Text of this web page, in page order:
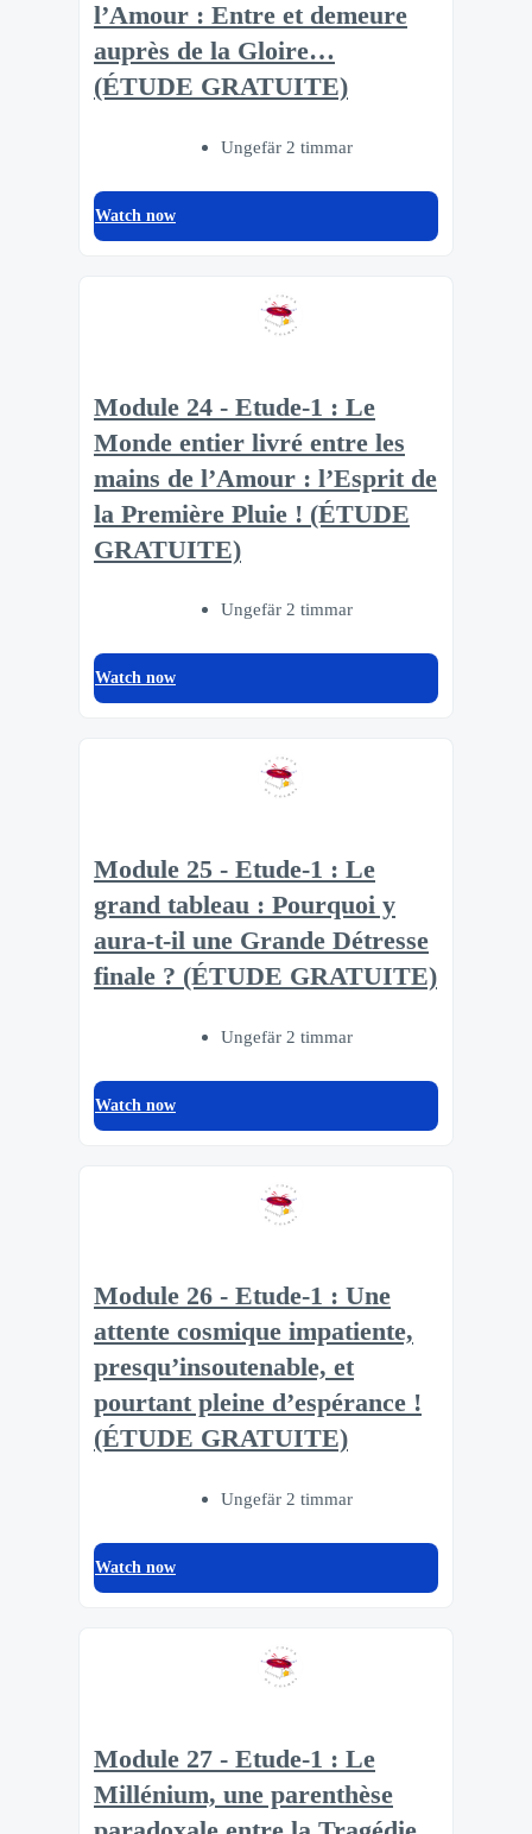
l’Amour : Entre et demeure
auprès de la Gloire…
(ÉTUDE GRATUITE)
Ungefär 2 timmar
Watch now
Module 24 - Etude-1 : Le
Monde entier livré entre les
mains de l’Amour : l’Esprit de
la Première Pluie ! (ÉTUDE
GRATUITE)
Ungefär 2 timmar
Watch now
Module 25 - Etude-1 : Le
grand tableau : Pourquoi y
aura-t-il une Grande Détresse
finale ? (ÉTUDE GRATUITE)
Ungefär 2 timmar
Watch now
Module 26 - Etude-1 : Une
attente cosmique impatiente,
presqu’insoutenable, et
pourtant pleine d’espérance !
(ÉTUDE GRATUITE)
Ungefär 2 timmar
Watch now
Module 27 - Etude-1 : Le
Millénium, une parenthèse